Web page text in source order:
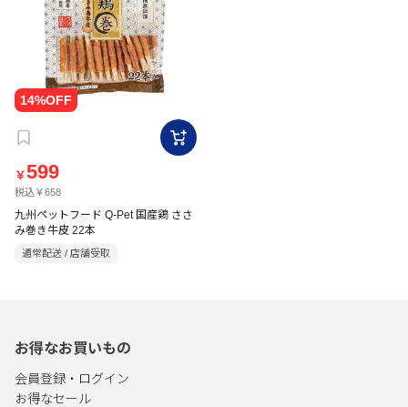
￥599
税込￥658
九州ペットフード Q-Pet 国産鶏 ささ
み巻き牛皮 22本
通常配送 / 店舗受取
お得なお買いもの
会員登録・ログイン
お得なセール